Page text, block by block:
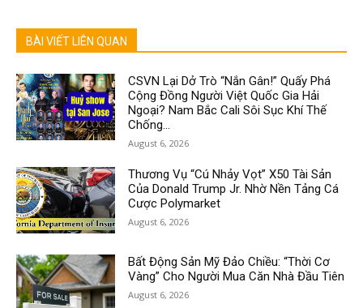
BÀI VIẾT LIÊN QUAN
CSVN Lại Dở Trò “Nắn Gân!” Quấy Phá
Cộng Đồng Người Việt Quốc Gia Hải
Ngoại? Nam Bắc Cali Sôi Sục Khí Thế
Chống...
August 6, 2026
Thương Vụ “Cú Nhảy Vọt” X50 Tài Sản
Của Donald Trump Jr. Nhờ Nền Tảng Cá
Cược Polymarket
August 6, 2026
Bất Động Sản Mỹ Đảo Chiều: “Thời Cơ
Vàng” Cho Người Mua Căn Nhà Đầu Tiên
August 6, 2026